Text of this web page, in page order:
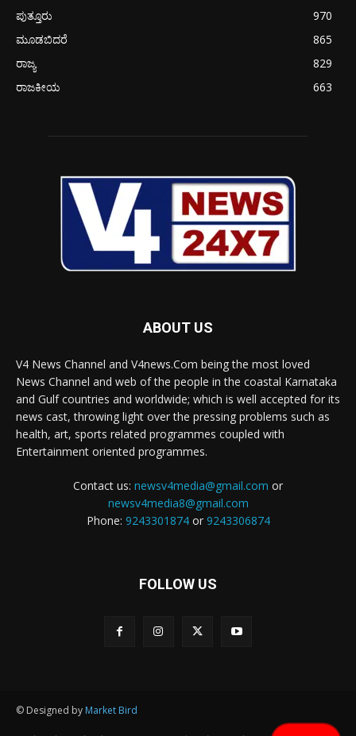
ಪುತ್ತೂರು
970
ಮೂಡಬಿದರೆ
865
ರಾಜ್ಯ
829
ರಾಜಕೀಯ
663
ABOUT US
V4 News Channel and V4news.Com being the most loved
News Channel and web of the people in the coastal Karnataka
and Gulf countries and worldwide; which is well accepted for its
news cast, throwing light over the pressing problems such as
health, art, sports related programmes coupled with
Entertainment oriented programmes.
Contact us: newsv4media@gmail.com or
newsv4media8@gmail.com
Phone: 9243301874or 9243306874
FOLLOW US
© Designed by Market Bird